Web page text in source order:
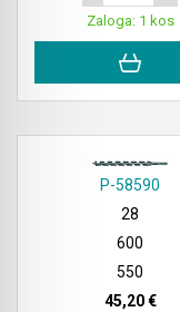
Zaloga: 1 kos
P-58590
28
600
550
45,20 €